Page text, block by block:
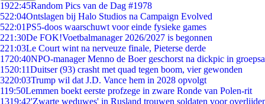
1922:45Random Pics van de Dag #1978
522:04Ontslagen bij Halo Studios na Campaign Evolved
522:01PS5-doos waarschuwt voor einde fysieke games
221:30De FOK!Voetbalmanager 2026/2027 is begonnen
221:03Le Court wint na nerveuze finale, Pieterse derde
1720:40NPO-manager Menno de Boer geschorst na dickpic in
1520:11Duitser (93) crasht met quad tegen boom, vier gewonden
3220:03Trump wil dat J.D. Vance hem in 2028 opvolgt
119:50Lemmen boekt eerste profzege in zware Ronde van Polen-rit
1319:42'Zwarte weduwes' in Rusland trouwen soldaten voor